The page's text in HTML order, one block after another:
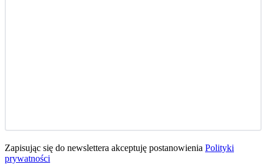
Zapisując się do newslettera akceptuję postanowienia Polityki
prywatności